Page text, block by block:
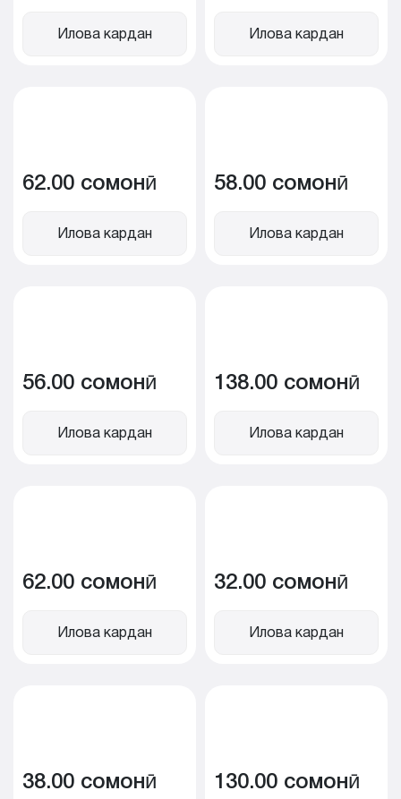
Илова кардан Илова кардан
62.00 сомонӣ
Илова кардан
58.00 сомонӣ
Илова кардан
56.00 сомонӣ
Илова кардан
138.00 сомонӣ
Илова кардан
62.00 сомонӣ
Илова кардан
32.00 сомонӣ
Илова кардан
38.00 сомонӣ 130.00 сомонӣ